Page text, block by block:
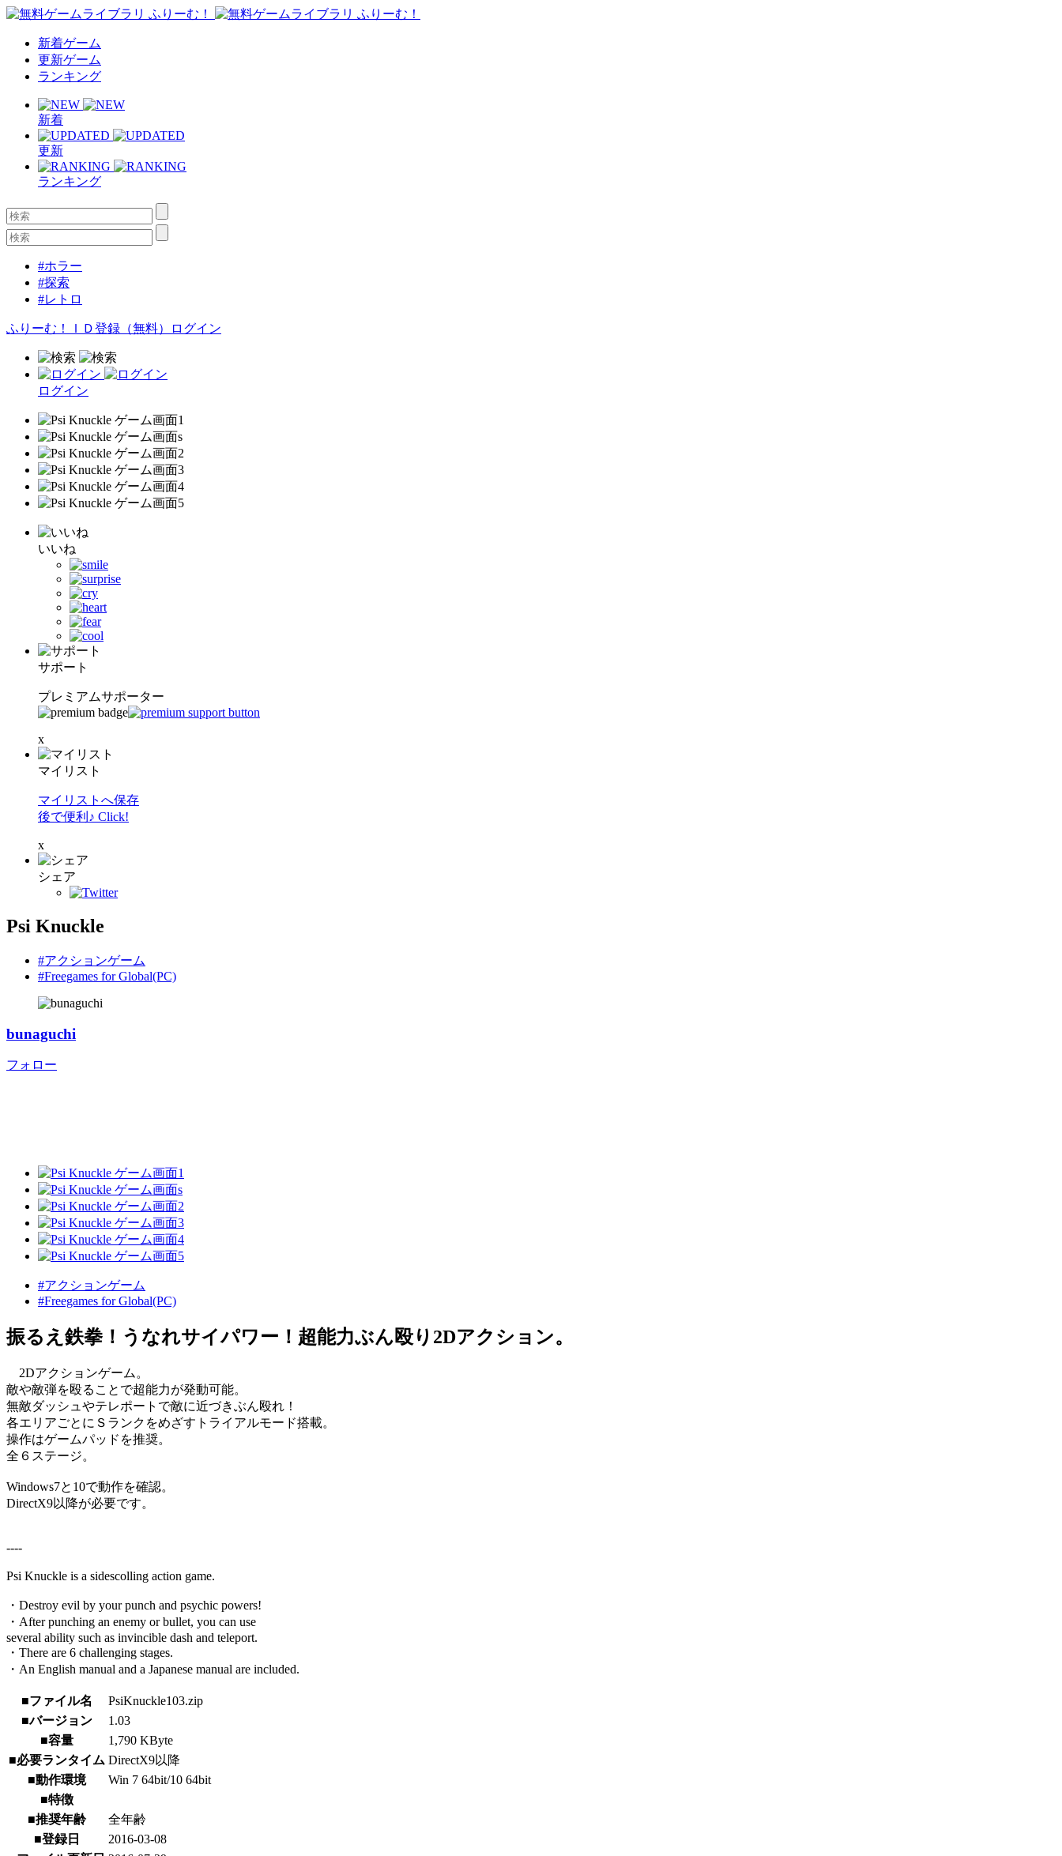
新着ゲーム
更新ゲーム
ランキング
新着
更新
ランキング
#ホラー
#探索
#レトロ
ふりーむ！ＩＤ登録（無料） ログイン
ログイン
いいね
サポート
プレミアムサポーター
x
マイリスト
マイリストへ保存
後で便利♪ Click!
x
シェア
Psi Knuckle
#アクションゲーム
#Freegames for Global(PC)
bunaguchi
フォロー
#アクションゲーム
#Freegames for Global(PC)
振るえ鉄拳！うなれサイパワー！超能力ぶん殴り2Dアクション。
2Dアクションゲーム。
敵や敵弾を殴ることで超能力が発動可能。
無敵ダッシュやテレポートで敵に近づきぶん殴れ！
各エリアごとにＳランクをめざすトライアルモード搭載。
操作はゲームパッドを推奨。
全６ステージ。
Windows7と10で動作を確認。
DirectX9以降が必要です。
----
Psi Knuckle is a sidescolling action game.
・Destroy evil by your punch and psychic powers!
・After punching an enemy or bullet, you can use
several ability such as invincible dash and teleport.
・There are 6 challenging stages.
・An English manual and a Japanese manual are included.
■ファイル名
PsiKnuckle103.zip
■バージョン
1.03
■容量
1,790 KByte
■必要ランタイム DirectX9以降
■動作環境
Win 7 64bit/10 64bit
■特徴
■推奨年齢
全年齢
■登録日
2016-03-08